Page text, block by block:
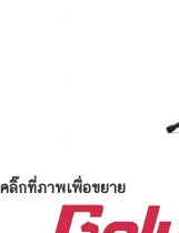
คลิ๊กที่ภาพเพื่อขยาย